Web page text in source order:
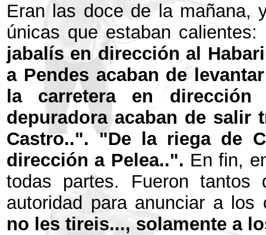
Eran las doce de la mañana,
únicas que estaban calientes:
jabalís en dirección al
a Pendes acaban de
la carretera en
depuradora acaban de salir
Castro..". "De la riega de
dirección a Pelea..". En fin,
todas partes. Fueron
autoridad para anunciar a
no les tireis..., solamente a